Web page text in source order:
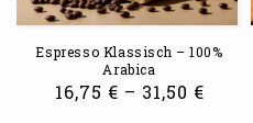
Espresso Klassisch – 100%
Arabica
16,75 € – 31,50 €